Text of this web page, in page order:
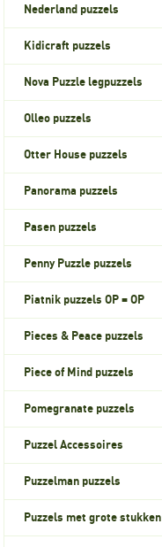
Nederland puzzels
Kidicraft puzzels
Nova Puzzle legpuzzels
Olleo puzzels
Otter House puzzels
Panorama puzzels
Pasen puzzels
Penny Puzzle puzzels
Piatnik puzzels OP = OP
Pieces & Peace puzzels
Piece of Mind puzzels
Pomegranate puzzels
Puzzel Accessoires
Puzzelman puzzels
Puzzels met grote stukken